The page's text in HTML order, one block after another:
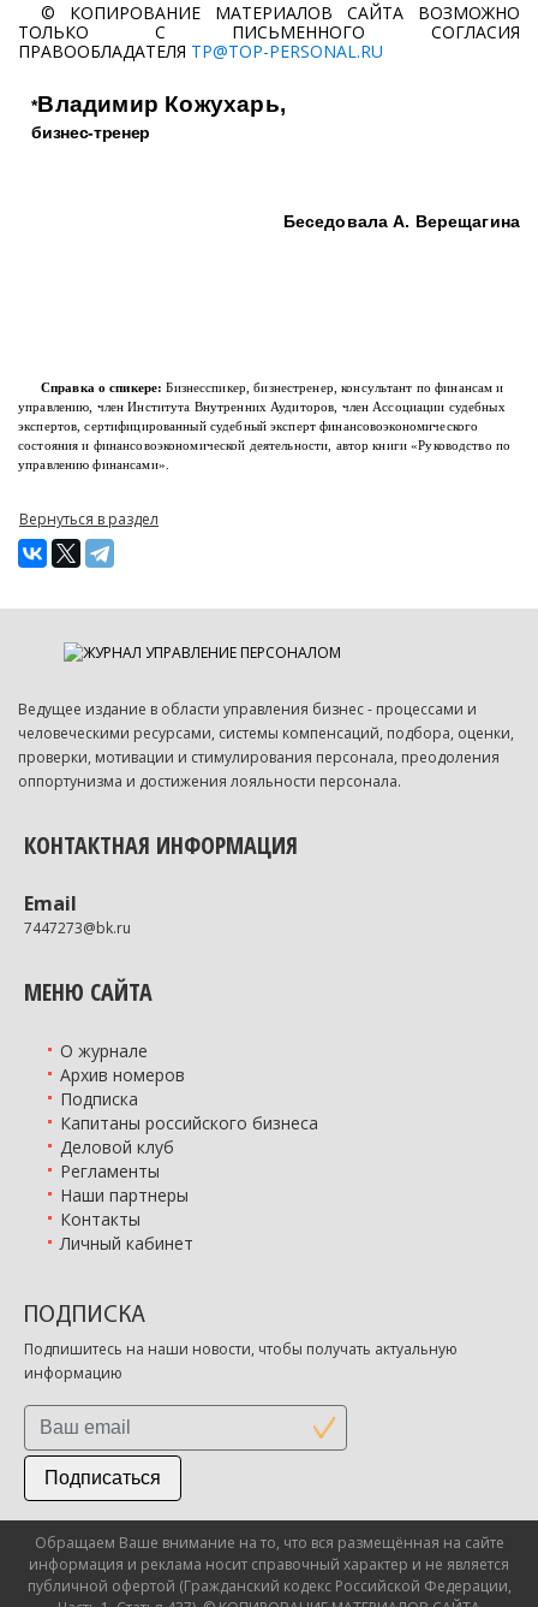
© КОПИРОВАНИЕ МАТЕРИАЛОВ САЙТА ВОЗМОЖНО
ТОЛЬКО С ПИСЬМЕННОГО СОГЛАСИЯ
ПРАВООБЛАДАТЕЛЯ TP@TOP-PERSONAL.RU
*Владимир Кожухарь,
бизнес-тренер
Беседовала А. Верещагина
Справка о спикере:Бизнес­спикер, бизнес­тренер, консультант по финансам и
управлению, член Института Внутренних Аудиторов, член Ассоциации судебных
экспертов, сертифицированный судебный эксперт финансово­экономического
состояния и финансово­экономической деятельности, автор книги «Руководство по
управлению финансами».
Вернуться в раздел
Ведущее издание в области управления бизнес - процессами и
человеческими ресурсами, системы компенсаций, подбора, оценки,
проверки, мотивации и стимулирования персонала, преодоления
оппортунизма и достижения лояльности персонала.
КОНТАКТНАЯ ИНФОРМАЦИЯ
Email
7447273@bk.ru
МЕНЮ САЙТА
О журнале
Архив номеров
Подписка
Капитаны российского бизнеса
Деловой клуб
Регламенты
Наши партнеры
Контакты
Личный кабинет
ПОДПИСКА
Подпишитесь на наши новости, чтобы получать актуальную
информацию
Подписаться
Обращаем Ваше внимание на то, что вся размещённая на сайте
информация и реклама носит справочный характер и не является
публичной офертой (Гражданский кодекс Российской Федерации,